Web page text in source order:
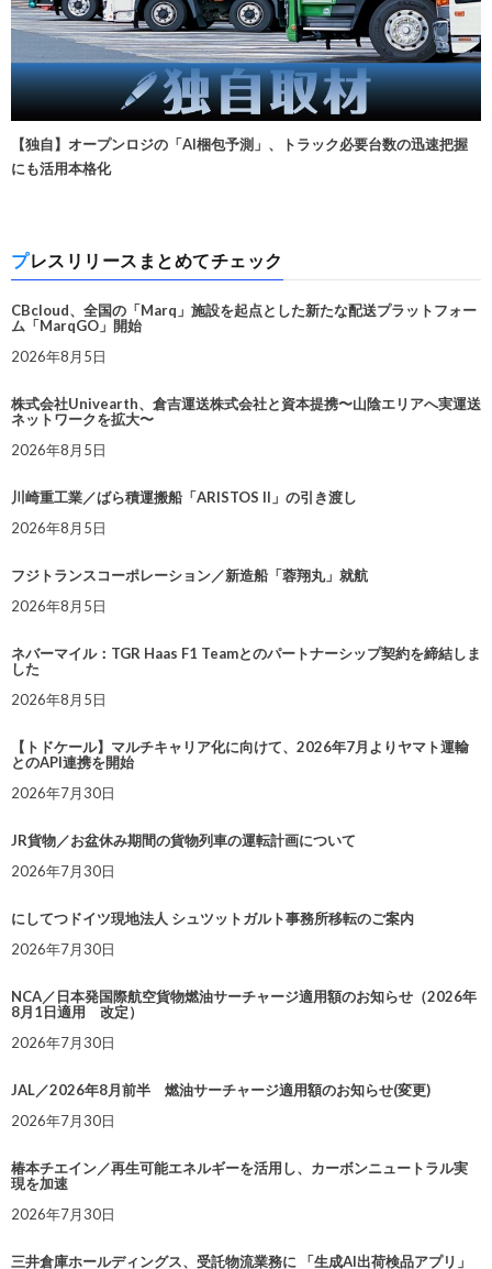
【独自】オープンロジの「AI梱包予測」、トラック必要台数の迅速把握
にも活用本格化
プレスリリースまとめてチェック
CBcloud、全国の「Marq」施設を起点とした新たな配送プラットフォー
ム「MarqGO」開始
2026年8月5日
株式会社Univearth、倉吉運送株式会社と資本提携〜山陰エリアへ実運送
ネットワークを拡大〜
2026年8月5日
川崎重工業／ばら積運搬船「ARISTOS II」の引き渡し
2026年8月5日
フジトランスコーポレーション／新造船「蓉翔丸」就航
2026年8月5日
ネバーマイル：TGR Haas F1 Teamとのパートナーシップ契約を締結しま
した
2026年8月5日
【トドケール】マルチキャリア化に向けて、2026年7月よりヤマト運輸
とのAPI連携を開始
2026年7月30日
JR貨物／お盆休み期間の貨物列車の運転計画について
2026年7月30日
にしてつドイツ現地法人 シュツットガルト事務所移転のご案内
2026年7月30日
NCA／日本発国際航空貨物燃油サーチャージ適用額のお知らせ（2026年
8月1日適用 改定）
2026年7月30日
JAL／2026年8月前半 燃油サーチャージ適用額のお知らせ(変更)
2026年7月30日
椿本チエイン／再生可能エネルギーを活用し、カーボンニュートラル実
現を加速
2026年7月30日
三井倉庫ホールディングス、受託物流業務に 「生成AI出荷検品アプリ」